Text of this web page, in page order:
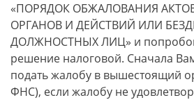
«ПОРЯДОК ОБЖАЛОВАНИЯ
ОРГАНОВ И ДЕЙСТВИЙ ИЛИ
ДОЛЖНОСТНЫХ ЛИЦ» и
решение налоговой. Сначала
подать жалобу в вышестоящий
ФНС), если жалобу не